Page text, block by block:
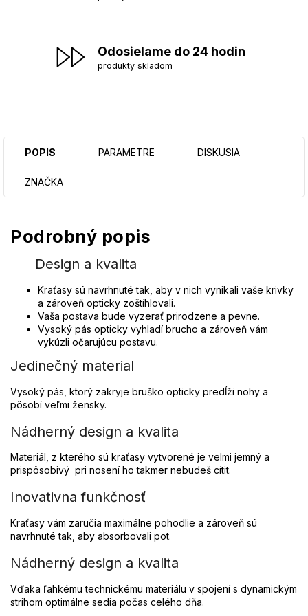
Odosielame do 24 hodin
produkty skladom
POPIS PARAMETRE DISKUSIA
ZNAČKA
Podrobný popis
Design a kvalita
Kraťasy sú navrhnuté tak, aby v nich vynikali vaše krivky
a zároveň opticky zoštíhlovali.
Vaša postava bude vyzerať prirodzene a pevne.
Vysoký pás opticky vyhladí brucho a zároveň vám
vykúzli očarujúcu postavu.
Jedinečný material
Vysoký pás, ktorý zakryje bruško opticky predĺži nohy a
pôsobí veľmi žensky.
Nádherný design a kvalita
Materiál, z kterého sú kraťasy vytvorené je velmi jemný a
prispôsobivý pri nosení ho takmer nebudeš cítit.
Inovativna funkčnosť
Kraťasy vám zaručia maximálne pohodlie a zároveň sú
navrhnuté tak, aby absorbovali pot.
Nádherný design a kvalita
Vďaka ľahkému technickému materiálu v spojení s dynamickým
strihom optimálne sedia počas celého dňa.